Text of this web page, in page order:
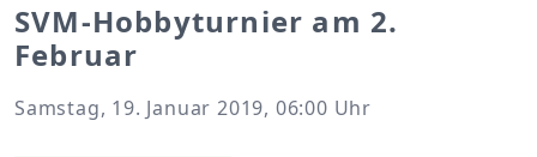
SVM-Hobbyturnier am 2.
Februar
Samstag, 19. Januar 2019, 06:00 Uhr